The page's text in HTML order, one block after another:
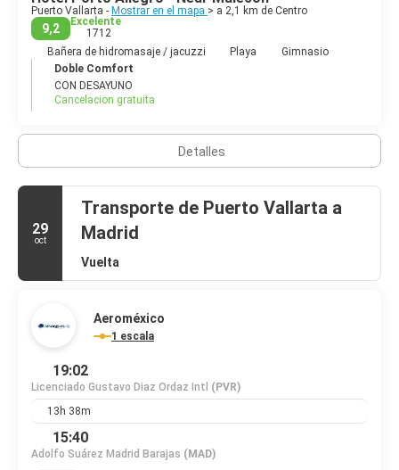
Puerto Vallarta - Mostrar en el mapa > a 2,1 km de Centro
9,2
Excelente
1712
Bañera de hidromasaje / jacuzzi
Playa
Gimnasio
Doble Comfort
CON DESAYUNO
Cancelacion gratuita
Detalles
29
oct
Transporte de Puerto Vallarta a
Madrid
Vuelta
Aeroméxico
1 escala
19:02
Licenciado Gustavo Diaz Ordaz Intl (PVR)
13h 38m
15:40
Adolfo Suárez Madrid Barajas (MAD)